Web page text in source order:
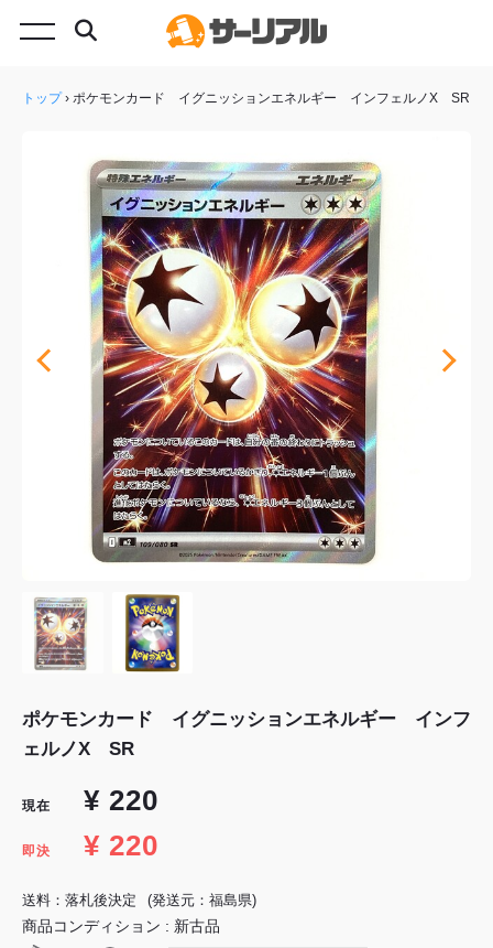
トップ› ポケモンカード イグニッションエネルギー インフェルノX SR
ポケモンカード イグニッションエネルギー インフ
ェルノX SR
現在 ¥ 220
即決 ¥ 220
送料：落札後決定 (発送元：福島県)
商品コンディション : 新古品